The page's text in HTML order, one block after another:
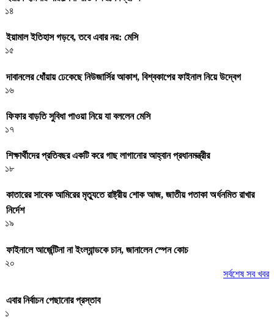
১৪
ইয়ামাল ইতিহাস গড়বে, তবে এবার নয়: মেসি
১৫
দাবানলের ধোঁয়ায় ঢেকেছে নিউজার্সির আকাশ, বিশ্বকাপের ফাইনাল নিয়ে উদ্বেগ
১৬
ফিফার বাড়তি সুবিধা পাওয়া নিয়ে যা বললেন মেসি
১৭
শিক্ষার্থীদের প্রতিবছর একটি করে গাছ লাগানোর আহ্বান প্রধানমন্ত্রীর
১৮
কাতারের সাবেক আমিরের মৃত্যুতে রাষ্ট্রীয় শোক আজ, জাতীয় পতাকা অর্ধনমিত রাখার
নির্দেশ
১৯
ফাইনালে আর্জেন্টিনা না ইংল্যান্ডকে চান, জানালেন স্পেন কোচ
২০
সর্বশেষ সব খবর
এবার নির্বাচন পেছানোর প্রস্তাব
১